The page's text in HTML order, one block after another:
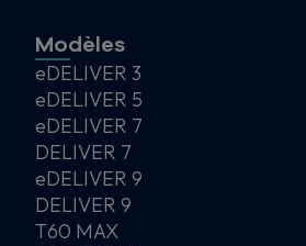
Modèles
eDELIVER 3
eDELIVER 5
eDELIVER 7
DELIVER 7
eDELIVER 9
DELIVER 9
T60 MAX